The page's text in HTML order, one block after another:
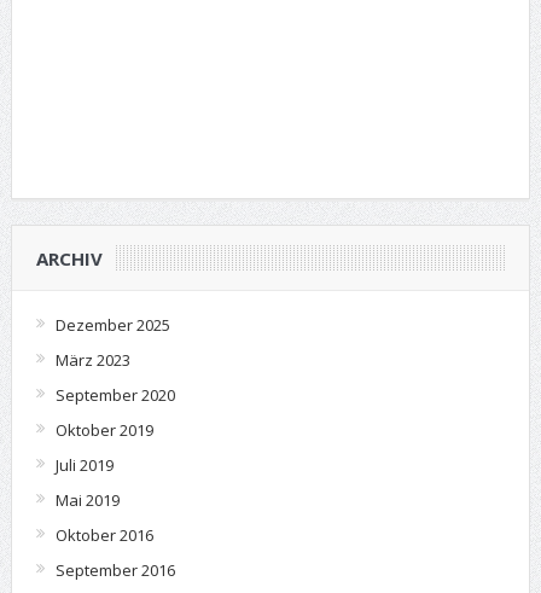
ARCHIV
Dezember 2025
März 2023
September 2020
Oktober 2019
Juli 2019
Mai 2019
Oktober 2016
September 2016